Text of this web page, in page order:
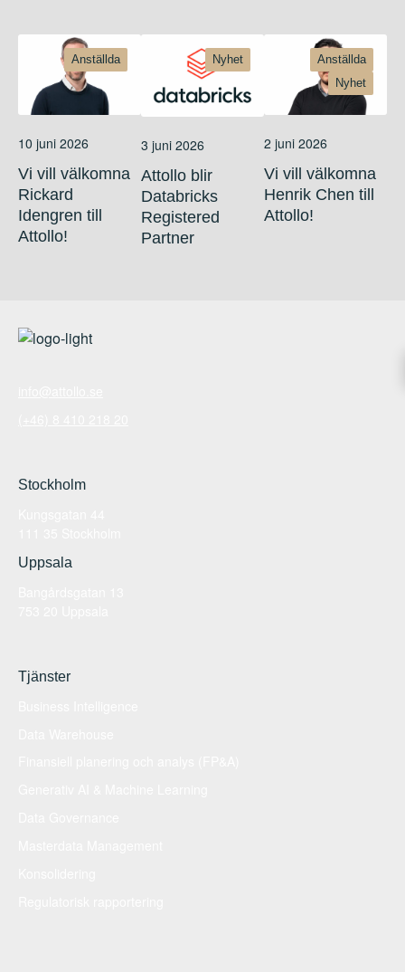
10 juni 2026
Anställda
Vi vill välkomna
Rickard
Idengren till
Attollo!
3 juni 2026
Nyhet
Attollo blir
Databricks
Registered
Partner
2 juni 2026
Anställda
Nyhet
Vi vill välkomna
Henrik Chen till
Attollo!
Stockholm
Uppsala
Tjänster